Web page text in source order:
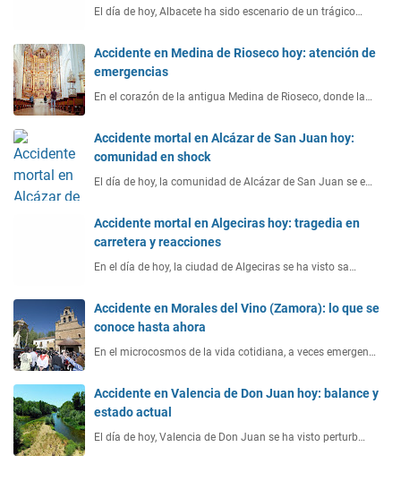
El día de hoy, Albacete ha sido escenario de un trágico…
Accidente en Medina de Rioseco hoy: atención de
emergencias
En el corazón de la antigua Medina de Rioseco, donde la…
Accidente mortal en Alcázar de San Juan hoy:
comunidad en shock
El día de hoy, la comunidad de Alcázar de San Juan se e…
Accidente mortal en Algeciras hoy: tragedia en
carretera y reacciones
En el día de hoy, la ciudad de Algeciras se ha visto sa…
Accidente en Morales del Vino (Zamora): lo que se
conoce hasta ahora
En el microcosmos de la vida cotidiana, a veces emergen…
Accidente en Valencia de Don Juan hoy: balance y
estado actual
El día de hoy, Valencia de Don Juan se ha visto perturb…